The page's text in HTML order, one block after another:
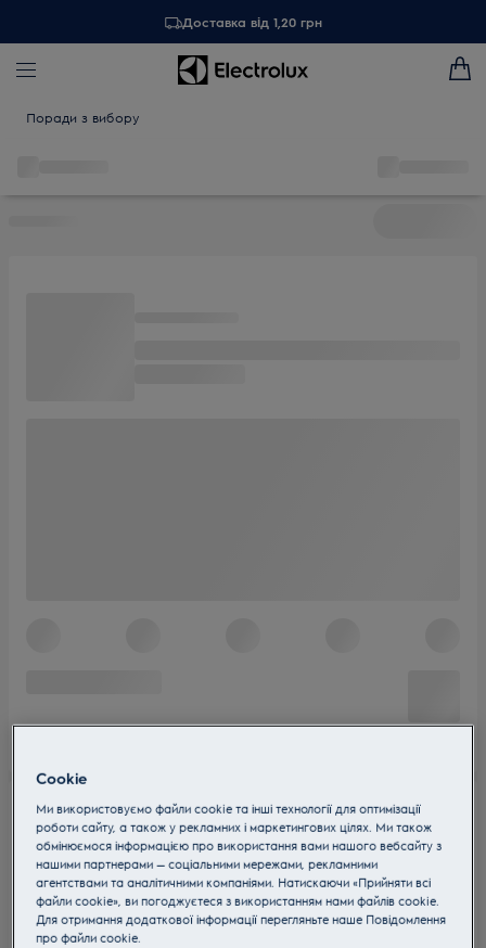
Доставка від 1,20 грн
Поради з вибору
Cookie
Ми використовуємо файли cookie та інші технології для оптимізації
роботи сайту, а також у рекламних і маркетингових цілях. Ми також
обмінюємося інформацією про використання вами нашого вебсайту з
нашими партнерами — соціальними мережами, рекламними
агентствами та аналітичними компаніями. Натискаючи «Прийняти всі
файли cookie», ви погоджуєтеся з використанням нами файлів cookie.
Для отримання додаткової інформації перегляньте наше Пoвідомлення
прo файли cookie.